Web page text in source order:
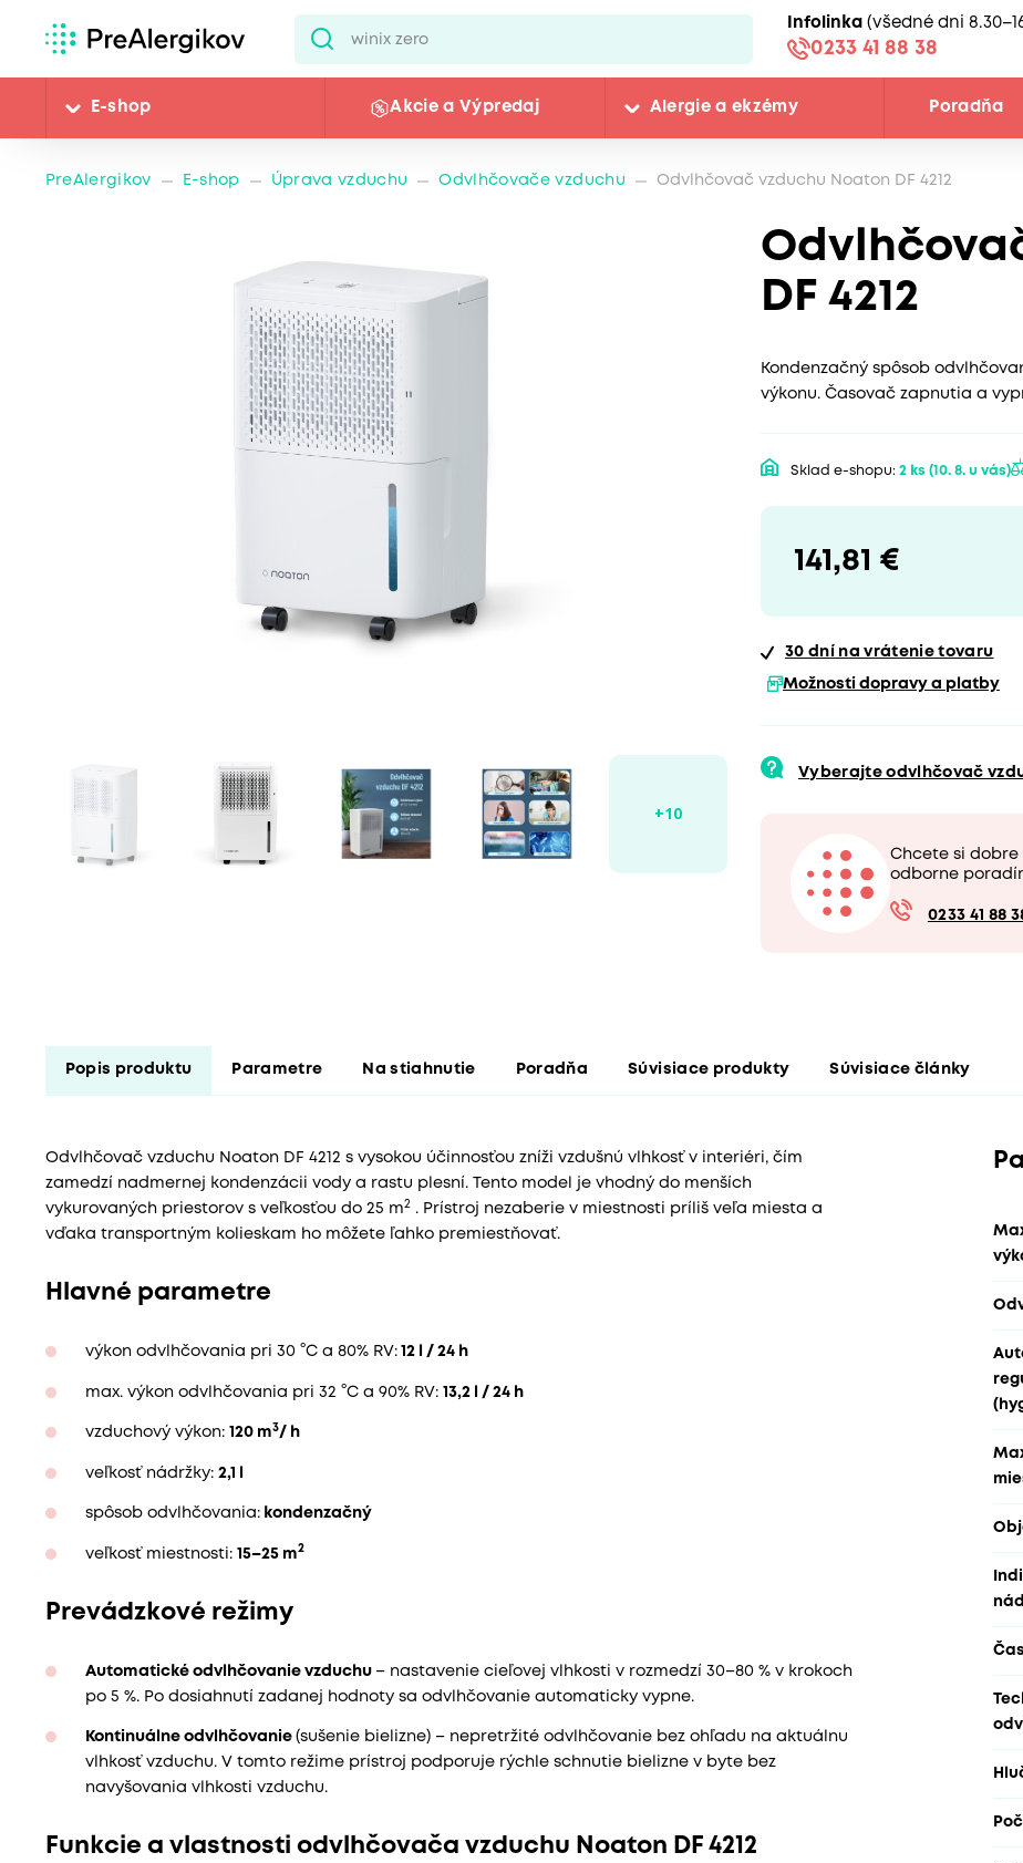
Infolinka (všedné dni
0233 41 88 38
E-shop Akcie a Výpredaj Alergie a ekzémy Poradňa
PreAlergikov E-shop Úprava vzduchu Odvlhčovače vzduchu Odvlhčovač vzduchu Noaton DF 4212
DF 4212
Kondenzačný spôsob
výkonu. Časovač zapnutia a
Sklad e-shopu: 2 ks (10. 8. u vás)
141,81 €
30 dní na vrátenie tovaru
Možnosti dopravy a platby
Vyberajte odvlhčovač
Chcete si
odborne
0233 41 88
Popis produktu Parametre Na stiahnutie Poradňa Súvisiace produkty Súvisiace články
Odvlhčovač vzduchu Noaton DF 4212 s vysokou účinnosťou zníži vzdušnú vlhkosť v interiéri, čím
zamedzí nadmernej kondenzácii vody a rastu plesní. Tento model je vhodný do menších
vykurovaných priestorov s veľkosťou do 25 m2. Prístroj nezaberie v miestnosti príliš veľa miesta a
vďaka transportným kolieskam ho môžete ľahko premiestňovať.
Hlavné parametre
výkon odvlhčovania pri 30 °C a 80% RV:12 l / 24 h
max. výkon odvlhčovania pri 32 °C a 90% RV: 13,2 l / 24 h
vzduchový výkon: 120 m3/ h
veľkosť nádržky: 2,1 l
spôsob odvlhčovania:kondenzačný
veľkosť miestnosti: 15–25 m2
Prevádzkové režimy
Automatické odvlhčovanie vzduchu – nastavenie cieľovej vlhkosti v rozmedzí 30–80 % v krokoch
po 5 %. Po dosiahnutí zadanej hodnoty sa odvlhčovanie automaticky vypne.
Kontinuálne odvlhčovanie (sušenie bielizne) – nepretržité odvlhčovanie bez ohľadu na aktuálnu
vlhkosť vzduchu. V tomto režime prístroj podporuje rýchle schnutie bielizne v byte bez
navyšovania vlhkosti vzduchu.
Funkcie a vlastnosti odvlhčovača vzduchu Noaton DF 4212